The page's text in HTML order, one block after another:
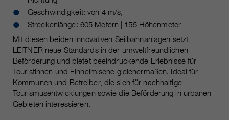
Geschwindigkeit: von 4 m/s,
Streckenlänge: 605 Metern | 155 Höhenmeter
Mit diesen beiden innovativen Seilbahnanlagen setzt
LEITNER neue Standards in der umweltfreundlichen
Beförderung und bietet beeindruckende Erlebnisse für
TouristInnen und Einheimische gleichermaßen. Ideal für
Kommunen und Betreiber, die sich für nachhaltige
Tourismusentwicklungen sowie die Beförderung in urbanen
Gebieten interessieren.